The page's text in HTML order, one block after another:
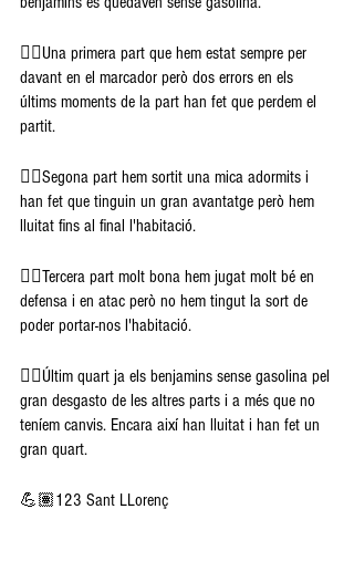
👉🏽Una primera part que hem estat sempre per
davant en el marcador però dos errors en els
últims moments de la part han fet que perdem el
partit.
👉🏽Segona part hem sortit una mica adormits i
han fet que tinguin un gran avantatge però hem
lluitat fins al final l'habitació.
👉🏽Tercera part molt bona hem jugat molt bé en
defensa i en atac però no hem tingut la sort de
poder portar-nos l'habitació.
👉🏽Últim quart ja els benjamins sense gasolina pel
gran desgasto de les altres parts i a més que no
teníem canvis. Encara així han lluitat i han fet un
gran quart.
💪🏽123 Sant LLorenç